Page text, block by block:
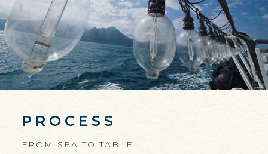
PROCESS
FROM SEA TO TABLE